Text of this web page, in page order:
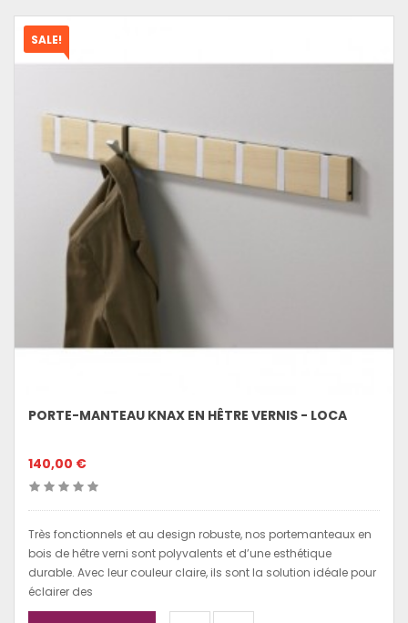
SALE!
PORTE-MANTEAU KNAX EN HÊTRE VERNIS - LOCA
140,00 €
Très fonctionnels et au design robuste, nos portemanteaux en
bois de hêtre verni sont polyvalents et d’une esthétique
durable. Avec leur couleur claire, ils sont la solution idéale pour
éclairer des